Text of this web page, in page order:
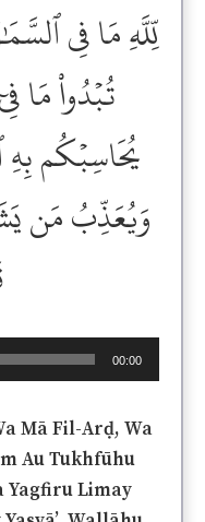
لِّلَّهِ مَا فِي
تُبۡدُواْ مَا
يُحَاسِبۡكُم بِهِ
وَيُعَذِّبُ مَن
00:00
Mā Fil-Arḍ, Wa
Au Tukhfūhu
Yagfiru Limay